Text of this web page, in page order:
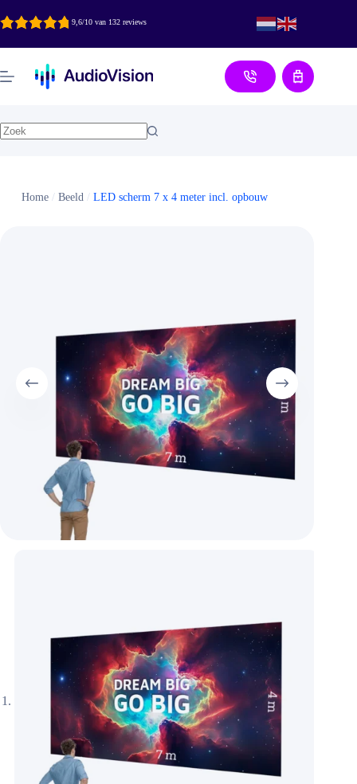
naar
inhoud
9,6/10 van 132 reviews
Aanvraag
Home/ Beeld/ LED scherm 7 x 4 meter incl. opbouw